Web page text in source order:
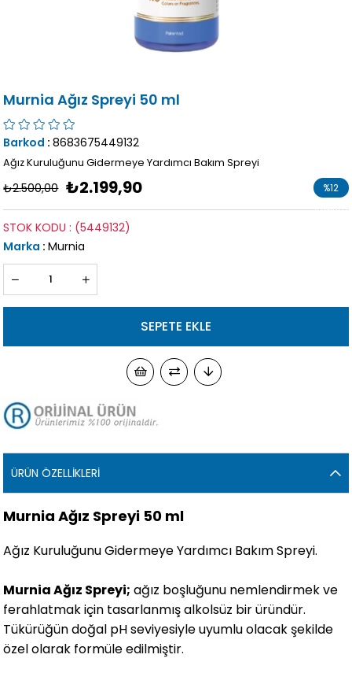
Murnia Ağız Spreyi 50 ml
Barkod : 8683675449132
Ağız Kuruluğunu Gidermeye Yardımcı Bakım Spreyi
₺2.500,00 ₺2.199,90 %12
İndirim
(5449132)
STOK KODU
Marka : Murnia
ÜRÜN ÖZELLIKLERI
Murnia Ağız Spreyi 50 ml
Ağız Kuruluğunu Gidermeye Yardımcı Bakım Spreyi.
Murnia Ağız Spreyi; ağız boşluğunu nemlendirmek ve
ferahlatmak için tasarlanmış alkolsüz bir üründür.
Tükürüğün doğal pH seviyesiyle uyumlu olacak şekilde
özel olarak formüle edilmiştir.